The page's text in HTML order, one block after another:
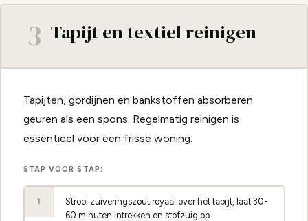
3 Tapijt en textiel reinigen
Tapijten, gordijnen en bankstoffen absorberen
geuren als een spons. Regelmatig reinigen is
essentieel voor een frisse woning.
STAP VOOR STAP:
1
Strooi zuiveringszout royaal over het tapijt, laat 30-
60 minuten intrekken en stofzuig op